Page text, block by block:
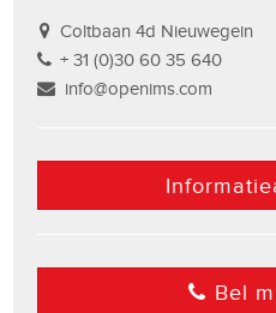
Coltbaan 4d Nieuwegein
+ 31 (0)30 60 35 640
info@openims.com
Bel